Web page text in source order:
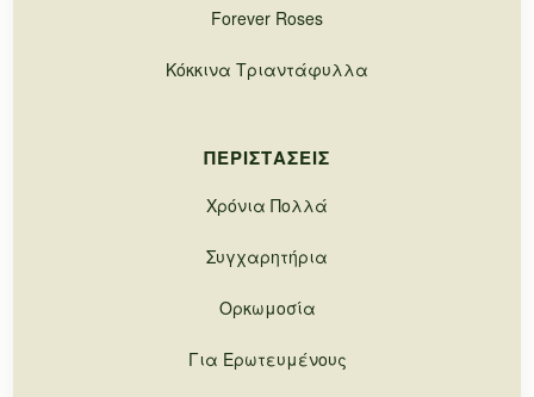
Forever Roses
Κόκκινα Τριαντάφυλλα
ΠΕΡΙΣΤΆΣΕΙΣ
Χρόνια Πολλά
Συγχαρητήρια
Ορκωμοσία
Για Ερωτευμένους